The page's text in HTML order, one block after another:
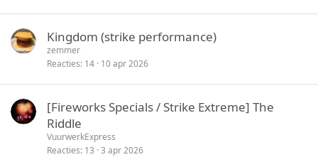
Kingdom (strike performance)
zemmer
Reacties 14 10 apr 2026
[Fireworks Specials / Strike Extreme] The
Riddle
VuurwerkExpress
Reacties 13 3 apr 2026